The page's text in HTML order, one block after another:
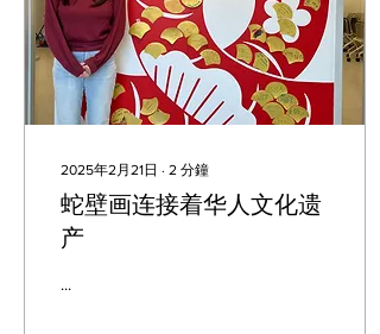
2025年2月21日 ∙ 2 分鐘
蛇壁画连接着华人文化遗
产
...